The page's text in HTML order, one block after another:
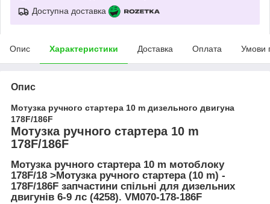
Доступна доставка
Опис Характеристики Доставка Оплата Умови
Опис
Мотузка ручного стартера 10 m дизельного двигуна
178F/186F
Мотузка ручного стартера 10 m
178F/186F
Мотузка ручного стартера 10 m мотоблоку
178F/18 >Мотузка ручного стартера (10 m) -
178F/186F запчастини спільні для дизельних
двигунів 6-9 лс (4258). VM070-178-186F